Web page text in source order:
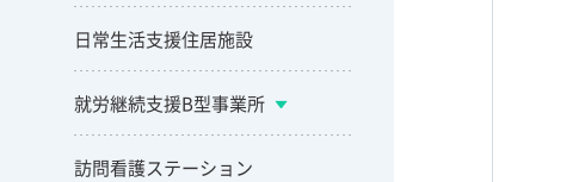
日常生活支援住居施設
就労継続支援B型事業所
訪問看護ステーション